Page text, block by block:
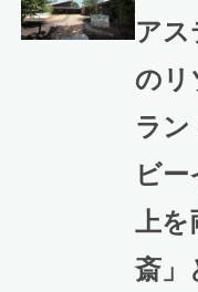
アス
のリ
ラン
ビ
上を
斎」